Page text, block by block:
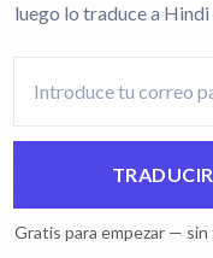
luego lo traduce a
Gratis para empezar —